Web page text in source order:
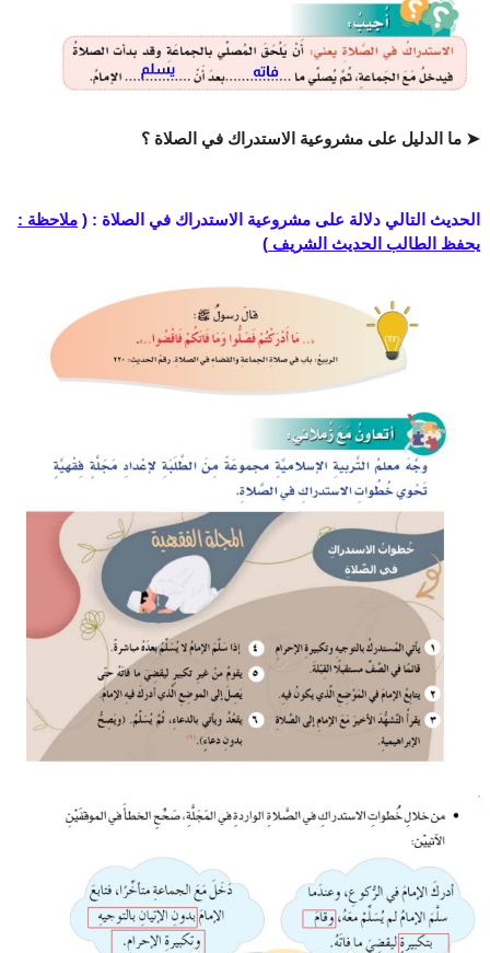
➤ ما الدليل على مشروعية الاستدراك في الصلاة ؟
الحديث التالي دلالة على مشروعية الاستدراك في الصلاة : ( ملاحظة :
يحفظ الطالب الحديث الشريف )